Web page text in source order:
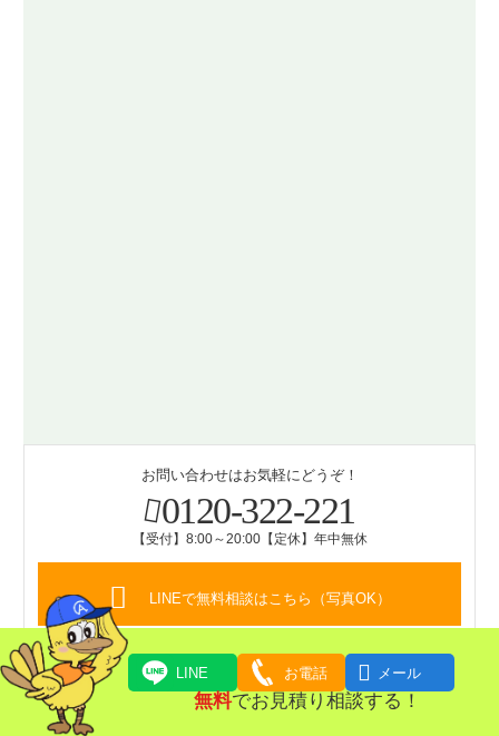
お問い合わせはお気軽にどうぞ！
0120-322-221
【受付】8:00～20:00【定休】年中無休
LINEで無料相談はこちら（写真OK）
合同会社
アイワクリーン
LINE お電話  メール
無料でお見積り相談する！